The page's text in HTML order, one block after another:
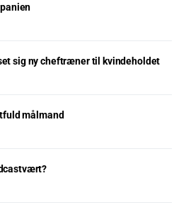
sig ny cheftræner til kvindeholdet
målmand